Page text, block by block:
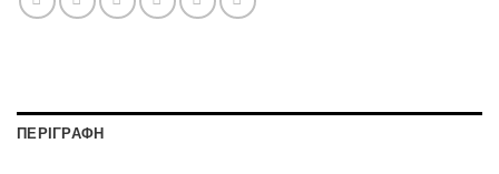
ΠΕΡΙΓΡΑΦΉ